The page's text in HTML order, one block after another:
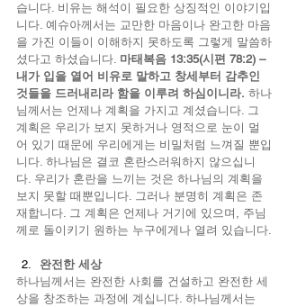
습니다. 비유는 해석이 필요한 상징적인 이야기입
니다. 예슈아께서는 교만한 마음이나 완고한 마음
을 가진 이들이 이해하지 못하도록 그렇게 말씀하
셨다고 하셨습니다. 마태복음 13:35(시편 78:2) –
내가 입을 열어 비유로 말하고 창세부터 감추인
것들을 드러내리라 함을 이루려 하심이니라. 하나
님께서는 언제나 계획을 가지고 계셨습니다. 그
계획은 우리가 보지 못하거나 영적으로 눈이 멀
어 있기 때문에 우리에게는 비밀처럼 느껴질 뿐입
니다. 하나님은 결코 혼란스러워하지 않으십니
다. 우리가 혼란을 느끼는 것은 하나님의 계획을
보지 못할 때뿐입니다. 그러나 분명히 계획은 존
재합니다. 그 계획은 언제나 거기에 있으며, 주님
께로 돌이키기 원하는 누구에게나 열려 있습니다.
완전한 세상
하나님께서는 완전한 사회를 건설하고 완전한 세
상을 창조하는 과정에 계십니다. 하나님께서는